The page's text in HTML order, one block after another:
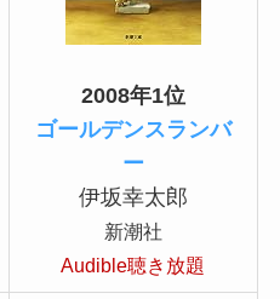
2008年1位
ゴールデンスランバ
ー
伊坂幸太郎
新潮社
Audible聴き放題